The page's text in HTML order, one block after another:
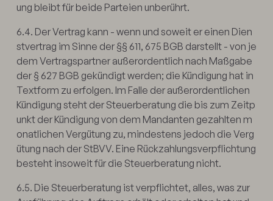
ung bleibt für beide Parteien unberührt.
6.4. Der Vertrag kann - wenn und soweit er einen Dien
stvertrag im Sinne der §§ 611, 675 BGB darstellt - von je
dem Vertragspartner außerordentlich nach Maßgabe
der § 627 BGB gekündigt werden; die Kündigung hat in
Textform zu erfolgen. Im Falle der außerordentlichen
Kündigung steht der Steuerberatung die bis zum Zeitp
unkt der Kündigung von dem Mandanten gezahlten m
onatlichen Vergütung zu, mindestens jedoch die Verg
ütung nach der StBVV. Eine Rückzahlungsverpflichtung
besteht insoweit für die Steuerberatung nicht.
6.5. Die Steuerberatung ist verpflichtet, alles, was zur